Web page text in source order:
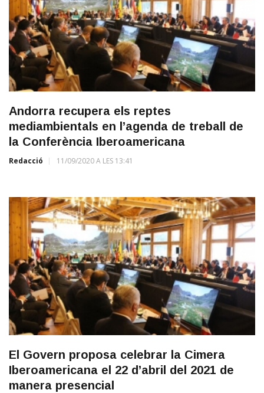
Andorra recupera els reptes
mediambientals en l’agenda de treball de
la Conferència Iberoamericana
Redacció 11/09/2020 A LES 13:41
El Govern proposa celebrar la Cimera
Iberoamericana el 22 d’abril del 2021 de
manera presencial